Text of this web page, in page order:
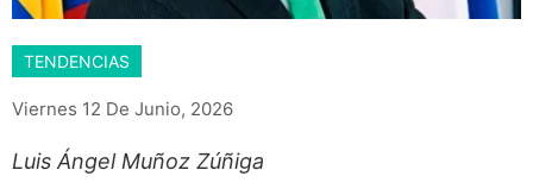
TENDENCIAS
Viernes 12 De Junio, 2026
Luis Ángel Muñoz Zúñiga